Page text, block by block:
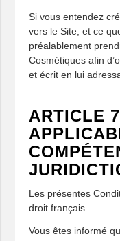
Si vous entendez
vers le Site, et ce
préalablement
Cosmétiques afin
et écrit en lui
ARTICLE
Les présentes
droit français.
Vous êtes informé